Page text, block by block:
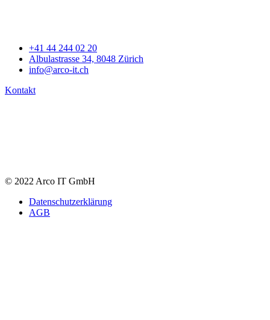
+41 44 244 02 20
Albulastrasse 34, 8048 Zürich
info@arco-it.ch
Kontakt
© 2022 Arco IT GmbH
Datenschutzerklärung
AGB